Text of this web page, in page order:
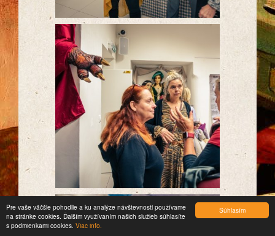
Súhlasím
Pre vaše väčšie pohodlie a ku analýze návštevnosti používame
na stránke cookies. Ďalším využívaním našich služieb súhlasíte
s podmienkami cookies. Viac info.